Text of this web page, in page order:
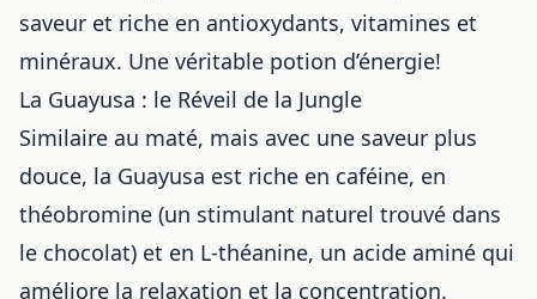
saveur et riche en antioxydants, vitamines et
minéraux. Une véritable potion d’énergie!
La Guayusa : le Réveil de la Jungle
Similaire au maté, mais avec une saveur plus
douce, la Guayusa est riche en caféine, en
théobromine (un stimulant naturel trouvé dans
le chocolat) et en L-théanine, un acide aminé qui
améliore la relaxation et la concentration.